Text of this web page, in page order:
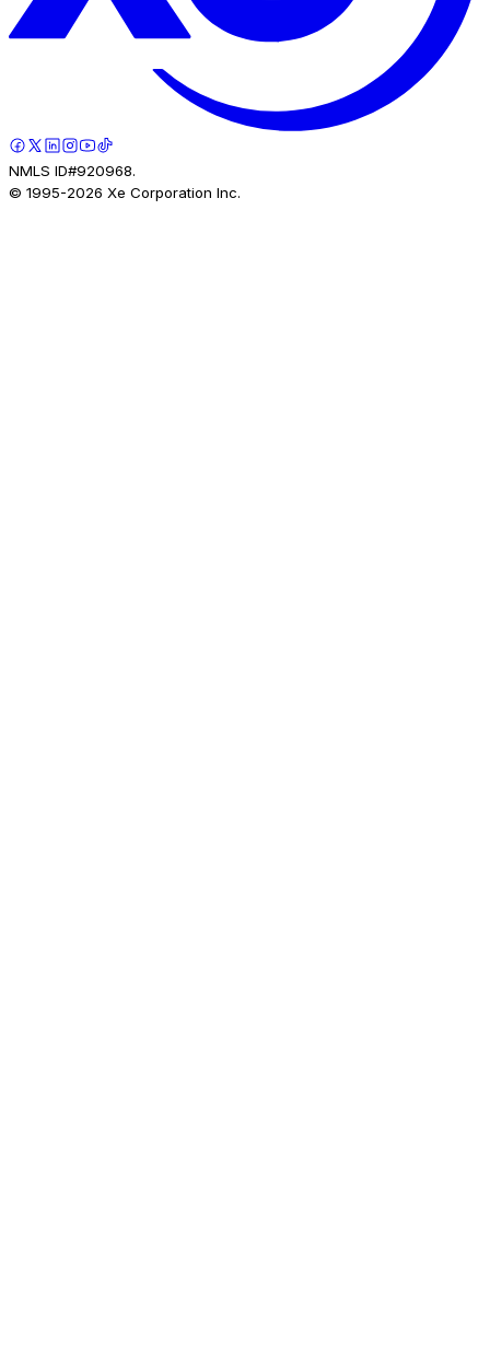
NMLS ID#920968.
© 1995-2026 Xe Corporation Inc.